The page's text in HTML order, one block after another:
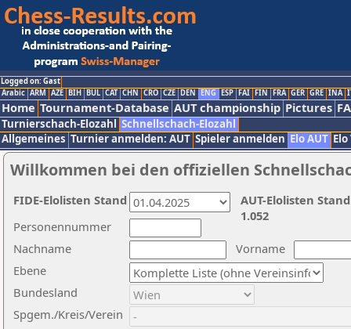
Logged on: Gast
Arabic ARM AZE BIH BUL CAT CHN CRO CZE DEN ENG ESP FAI FIN FRA GER GRE INA
Home Tournament-Database AUT championship Pictures
Turnierschach-Elozahl Schnellschach-Elozahl
Allgemeines Turnier anmelden: AUT Spieler anmelden Elo AUT
Willkommen bei den offiziellen
Nachname
Vorname
Ebene
Personennummer
Bundesland
Spgem./Kreis/Verein
AUT-Elolisten
1.052
FIDE-Elolisten Stand